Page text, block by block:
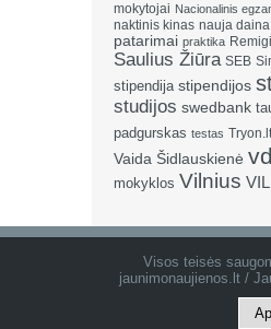
mokytojai Nacionalinis
naktinis kinas nauja daina
patarimai praktika
Saulius Žiūra SEB
stipendija stipendijos
studijos swedbank
padgurskas testas Tryon.lt
Vaida Šidlauskienė
mokyklos Vilnius
Visos teisės
jaunimonaujienos.lt /